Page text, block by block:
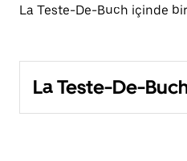
La Teste-De-Buch içinde bir
La Teste-De-